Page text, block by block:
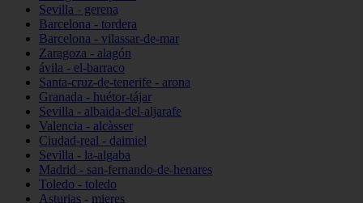
Sevilla - gerena
Barcelona - tordera
Barcelona - vilassar-de-mar
Zaragoza - alagón
ávila - el-barraco
Santa-cruz-de-tenerife - arona
Granada - huétor-tájar
Sevilla - albaida-del-aljarafe
Valencia - alcàsser
Ciudad-real - daimiel
Sevilla - la-algaba
Madrid - san-fernando-de-henares
Toledo - toledo
Asturias - mieres